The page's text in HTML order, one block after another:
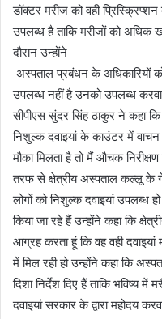
डॉक्टर मरीज को वही
उपलब्ध है ताकि मरीजों को अधिक
दौरान उन्होंने
अस्पताल प्रबंधन के अधिकारियों
उपलब्ध नहीं है उनको उपलब्ध
सीपीएस सुंदर सिंह ठाकुर ने कहा
निशुल्क दवाइयां के काउंटर में वाचन
मौका मिलता है तो मैं औचक
तरफ से क्षेत्रीय अस्पताल कल्लू के
लोगों को निशुल्क दवाइयां उपलब्ध
किया जा रहे हैं उन्होंने कहा कि
आग्रह करता हूं कि वह वही
में मिल रही हो उन्होंने कहा कि
दिशा निर्देश दिए हैं ताकि भविष्य में
दवाइयां सरकार के द्वारा महोदय